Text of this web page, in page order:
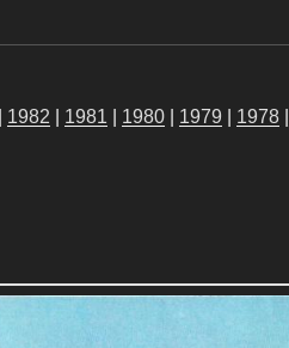
1978
1979
1980
1981
1982